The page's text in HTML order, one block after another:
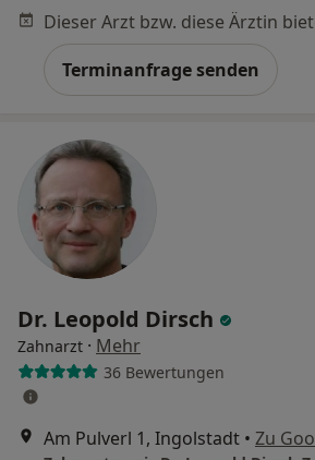
Terminanfrage senden
Dr. Leopold Dirsch
Zahnarzt · Mehr
36 Bewertungen
Am Pulverl 1, Ingolstadt • Zu